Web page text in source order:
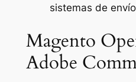
sistemas de
Magento
Adobe